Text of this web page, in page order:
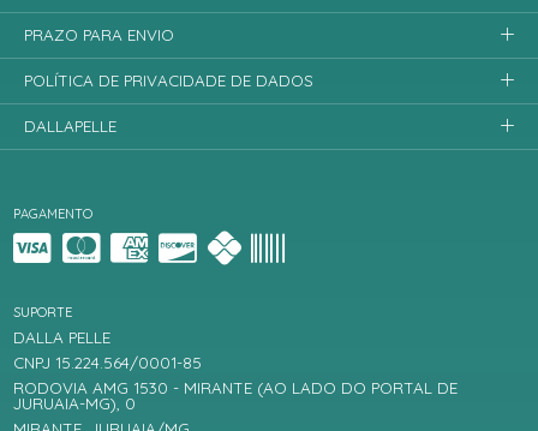
PAGAMENTO
SUPORTE
DALLA PELLE
CNPJ 15.224.564/0001-85
RODOVIA AMG 1530 - MIRANTE (AO LADO DO PORTAL DE
JURUAIA-MG), 0
PRAZO PARA ENVIO
POLÍTICA DE PRIVACIDADE DE DADOS
DALLAPELLE